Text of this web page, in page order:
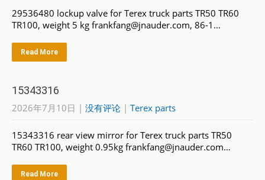
29536480 lockup valve for Terex truck parts TR50 TR60
TR100, weight 5 kg frankfang@jnauder.com, 86-1…
Read More
15343316
2026年7月10日 | 没有评论 | Terex parts
15343316 rear view mirror for Terex truck parts TR50
TR60 TR100, weight 0.95kg frankfang@jnauder.com…
Read More